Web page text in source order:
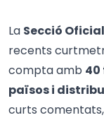
La Secció
recents
compta amb 40
països i
curts